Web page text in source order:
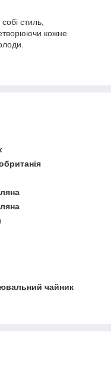
стиль,
кожне
чайник